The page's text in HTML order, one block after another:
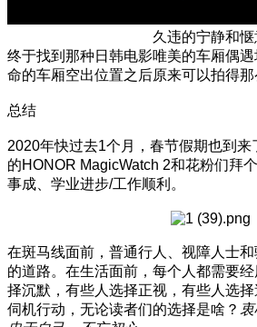
久违的宁静和惬
终于找到那种日韩电影唯美的车厢偶
命的车厢空出位置之后原来可以拍得那
总结
2020年快过去1个月，春节假期也到
的HONOR MagicWatch 2和花粉们拜
事成、学业进步/工作顺利。
在斑马线面前，普通行人、视障人士
的道路。在生活面前，每个人都需要
择沉默，有些人选择正视，有些人选
伺机行动，无论读者们的选择是啥？